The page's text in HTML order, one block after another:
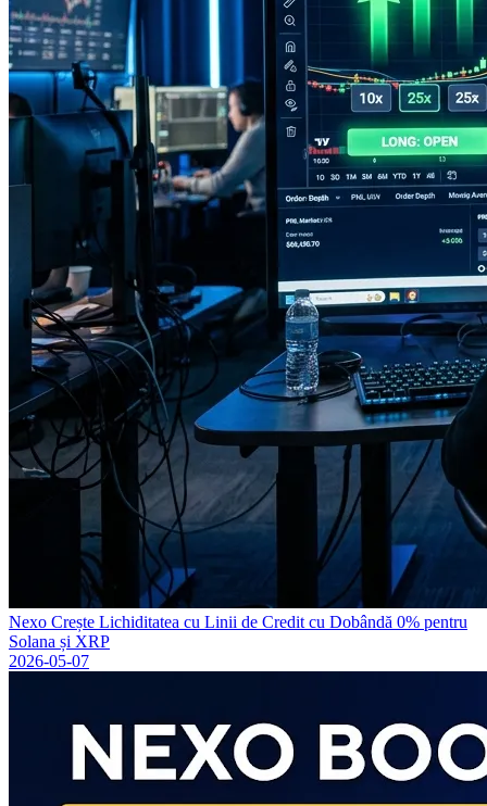
Nexo Crește Lichiditatea cu Linii de Credit cu Dobândă 0% pentru
Solana și XRP
2026-05-07